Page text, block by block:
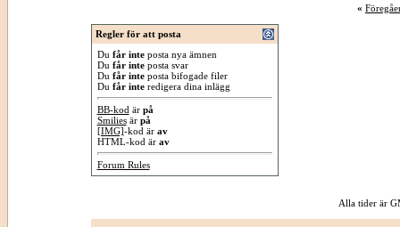
«
Regler för att posta
Du får inteposta nya ämnen
Du får inteposta svar
Du får inteposta bifogade filer
Du får interedigera dina inlägg
BB-kod är på
Smiliesär på
[IMG]-kod är av
HTML-kod är av
Forum Rules
Alla tider är